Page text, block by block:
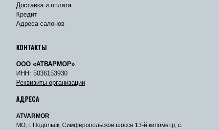
Доставка и оплата
Кредит
Адреса салонов
КОНТАКТЫ
ООО «АТВАРМОР»
ИНН: 5036153930
Реквизиты организации
АДРЕСА
ATVARMOR
МО, г. Подольск, Симферопольское шоссе 13-й километр, с.